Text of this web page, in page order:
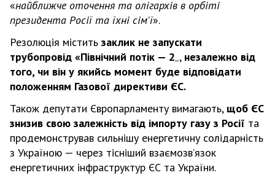
«найближче оточення та олігархів в орбіті
президента Росії та їхні сім'ї».
Резолюція містить заклик не запускати
трубопровід «Північний потік — 2„, незалежно від
того, чи він у якийсь момент буде відповідати
положенням Газової директиви ЄС.
Також депутати Європарламенту вимагають, щоб ЄС
знизив свою залежність від імпорту газу з Росії та
продемонстрував сильнішу енергетичну солідарність
з Україною — через тісніший взаємозвʼязок
енергетичних інфраструктур ЄС та України.